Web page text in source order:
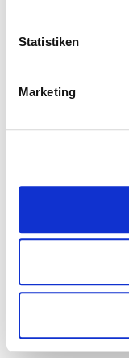
Statistiken
Marketing